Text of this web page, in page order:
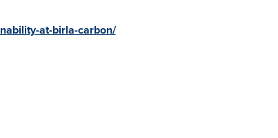
at-birla-carbon/